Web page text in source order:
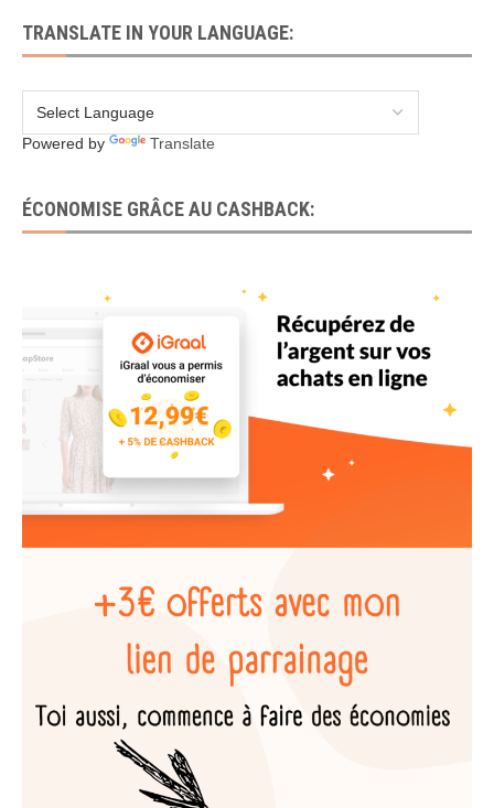
TRANSLATE IN YOUR LANGUAGE:
Powered by Translate
ÉCONOMISE GRÂCE AU CASHBACK: